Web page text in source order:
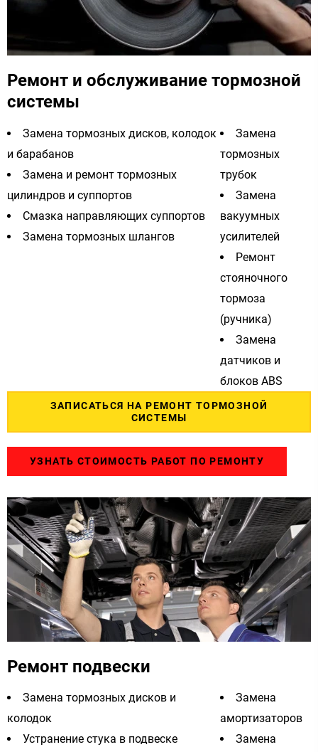
Ремонт и обслуживание тормозной
системы
Замена тормозных дисков, колодок
и барабанов
Замена и ремонт тормозных
цилиндров и суппортов
Смазка направляющих суппортов
Замена тормозных шлангов
Замена
тормозных
трубок
Замена
вакуумных
усилителей
Ремонт
стояночного
тормоза
(ручника)
Замена
датчиков и
блоков ABS
ЗАПИСАТЬСЯ НА РЕМОНТ ТОРМОЗНОЙ
СИСТЕМЫ
УЗНАТЬ СТОИМОСТЬ РАБОТ ПО РЕМОНТУ
Ремонт подвески
Замена тормозных дисков и
колодок
Устранение стука в подвеске
Замена
амортизаторов
Замена